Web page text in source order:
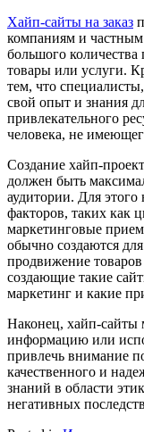
Хайп-сайты на заказ
компаниям и
большого количества
товары или услуги.
тем, что
свой опыт и знания
привлекательного
человека, не
Создание хайп-
должен быть
аудитории. Для
факторов, таких как
маркетинговые
обычно создаются
продвижение
создающие такие
маркетинг и какие
Наконец, хайп-сайты
информацию или
привлечь внимание
качественного и
знаний в области
негативных